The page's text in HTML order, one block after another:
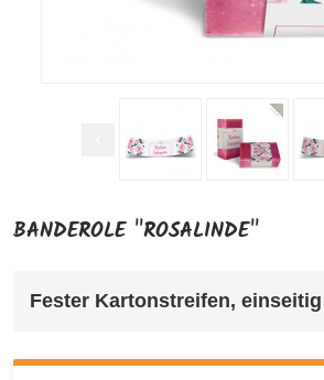
BANDEROLE "ROSALINDE"
Fester Kartonstreifen,